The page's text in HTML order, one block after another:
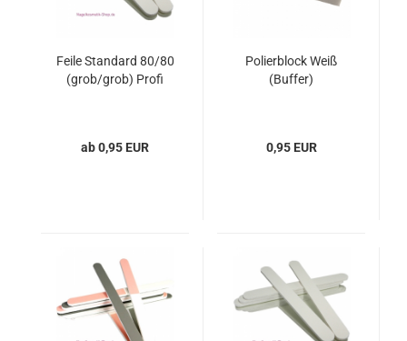
Feile Standard 80/80
(grob/grob) Profi
ab 0,95 EUR
Polierblock Weiß
(Buffer)
0,95 EUR